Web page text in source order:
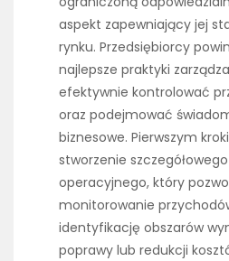
aspekt zapewniający jej
rynku. Przedsiębiorcy
najlepsze praktyki
efektywnie kontrolować
oraz podejmować
biznesowe. Pierwszym
stworzenie
operacyjnego, który
monitorowanie
identyfikację obszarów
poprawy lub redukcji